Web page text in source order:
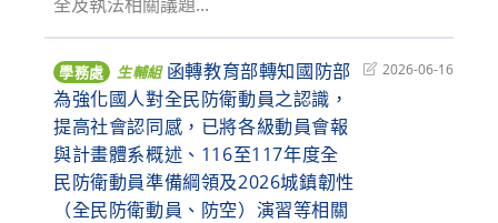
學務處 生輔組 函轉教育部轉知國防部
為強化國人對全民防衛動員之認識，
提高社會認同感，已將各級動員會報
與計畫體系概述、116至117年度全
民防衛動員準備綱領及2026城鎮韌性
（全民防衛動員、防空）演習等相關
Post2026-06-16